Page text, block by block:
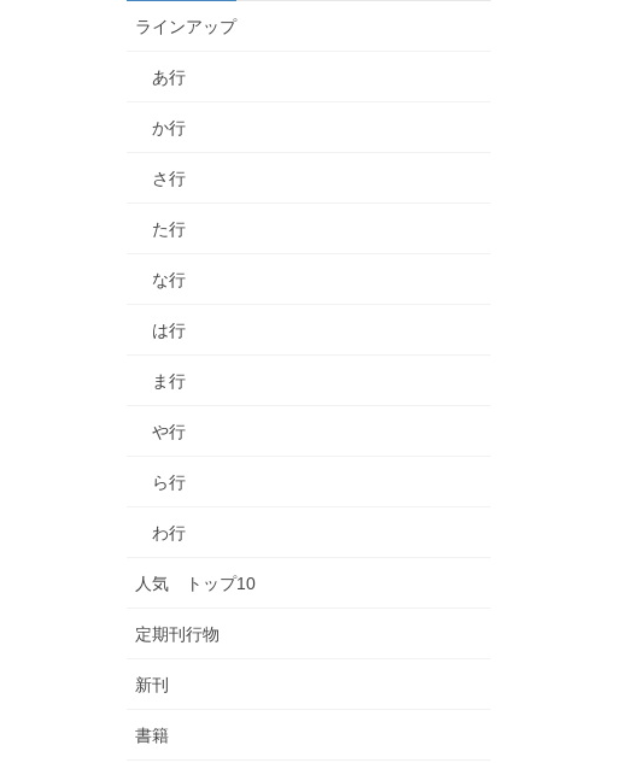
ラインアップ
あ行
か行
さ行
た行
な行
は行
ま行
や行
ら行
わ行
人気 トップ10
定期刊行物
新刊
書籍